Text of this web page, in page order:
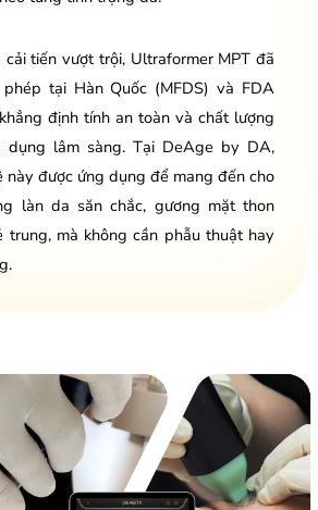
cải tiến vượt trội, Ultraformer MPT đã
tại Hàn Quốc (MFDS) và FDA
định tính an toàn và chất lượng
dụng lâm sàng. Tại DeAge by DA,
này được ứng dụng để mang đến cho
làn da săn chắc, gương mặt thon
trung, mà không cần phẫu thuật hay